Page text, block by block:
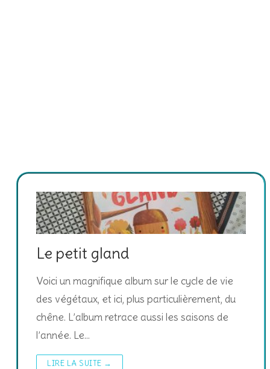
Le petit gland
Voici un magnifique album sur le cycle de vie
des végétaux, et ici, plus particulièrement, du
chêne. L’album retrace aussi les saisons de
l’année. Le…
LIRE LA SUITE →